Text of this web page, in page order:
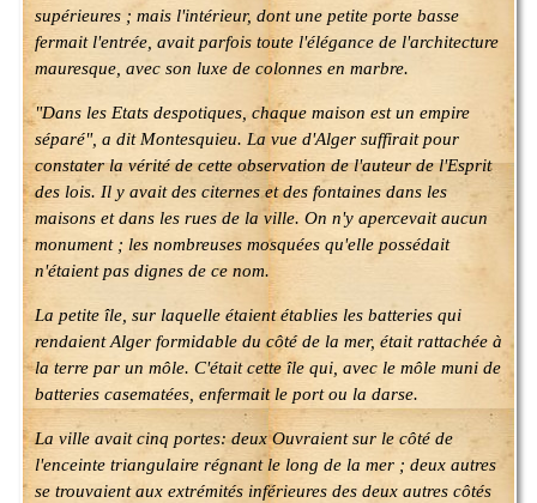
supérieures ; mais l'intérieur, dont une petite porte basse
fermait l'entrée, avait parfois toute l'élégance de l'architecture
mauresque, avec son luxe de colonnes en marbre.
"Dans les Etats despotiques, chaque maison est un empire
séparé", a dit Montesquieu. La vue d'Alger suffirait pour
constater la vérité de cette observation de l'auteur de l'Esprit
des lois. Il y avait des citernes et des fontaines dans les
maisons et dans les rues de la ville. On n'y apercevait aucun
monument ; les nombreuses mosquées qu'elle possédait
n'étaient pas dignes de ce nom.
La petite île, sur laquelle étaient établies les batteries qui
rendaient Alger formidable du côté de la mer, était rattachée à
la terre par un môle. C'était cette île qui, avec le môle muni de
batteries casematées, enfermait le port ou la darse.
La ville avait cinq portes: deux Ouvraient sur le côté de
l'enceinte triangulaire régnant le long de la mer ; deux autres
se trouvaient aux extrémités inférieures des deux autres côtés